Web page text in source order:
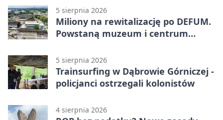
5 sierpnia 2026
Miliony na rewitalizację po DEFUM.
Powstaną muzeum i centrum
5 sierpnia 2026
Trainsurfing w Dąbrowie Górniczej -
policjanci ostrzegali kolonistów
4 sierpnia 2026